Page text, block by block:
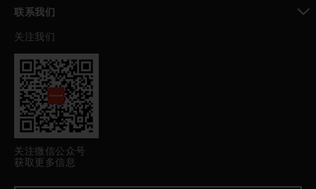
联系我们
toggle view
关注我们
关注微信公众号
获取更多信息